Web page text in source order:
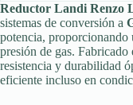
Reductor Landi Renzo
sistemas de conversión a
potencia, proporcionando
presión de gas. Fabricado
resistencia y durabilidad
eficiente incluso en